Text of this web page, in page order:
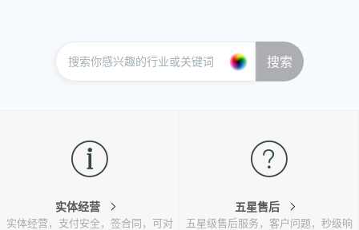
搜索
实体经营
实体经营，支付安全，签合同，可对
五星售后
五星级售后服务，客户问题，秒级响